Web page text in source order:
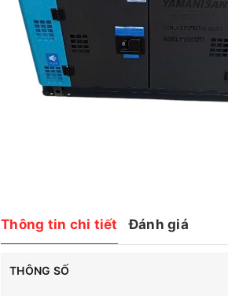
Thông tin chi tiết Đánh giá
THÔNG SỐ